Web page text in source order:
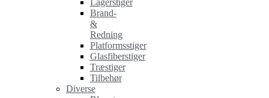
Lagerstiger
Brand-
&
Redning
Platformsstiger
Glasfiberstiger
Træstiger
Tilbehør
Diverse